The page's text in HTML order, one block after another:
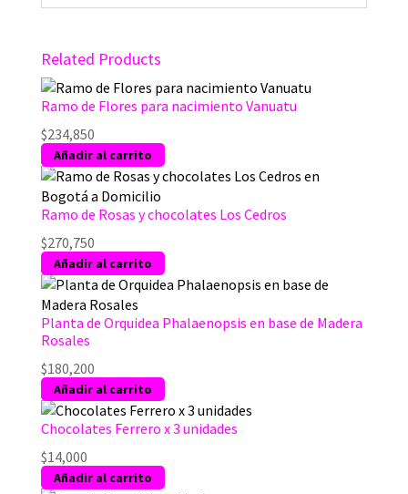
Related Products
Ramo de Flores para nacimiento Vanuatu
$234,850
Añadir al carrito
Ramo de Rosas y chocolates Los Cedros
$270,750
Añadir al carrito
Planta de Orquidea Phalaenopsis en base de Madera
Rosales
$180,200
Añadir al carrito
Chocolates Ferrero x 3 unidades
$14,000
Añadir al carrito